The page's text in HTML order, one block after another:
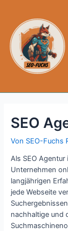
springen
SEO
Von SEO-Fuchs
Als SEO
Unternehmen
langjährigen
jede Webseite
nachhaltige und